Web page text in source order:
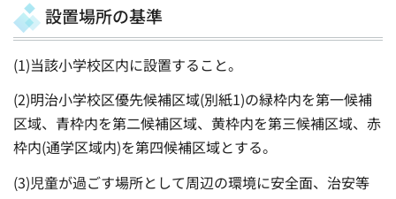
設置場所の基準
(1)当該小学校区内に設置すること。
(2)明治小学校区優先候補区域(別紙1)の緑枠内を第一候補
区域、青枠内を第二候補区域、黄枠内を第三候補区域、赤
枠内(通学区域内)を第四候補区域とする。
(3)児童が過ごす場所として周辺の環境に安全面、治安等